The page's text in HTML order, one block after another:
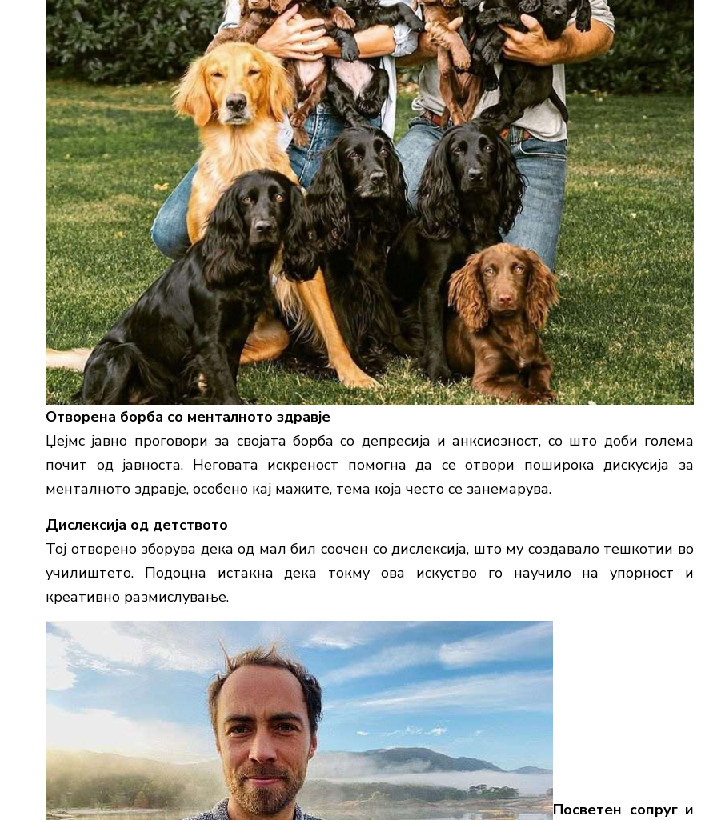
Отворена борба со менталното здравје
Џејмс јавно проговори за својата борба со депресија и анксиозност, со што доби голема
почит од јавноста. Неговата искреност помогна да се отвори поширока дискусија за
менталното здравје, особено кај мажите, тема која често се занемарува.
Дислексија од детството
Тој отворено зборува дека од мал бил соочен со дислексија, што му создавало тешкотии во
училиштето. Подоцна истакна дека токму ова искуство го научило на упорност и
креативно размислување.
Посветен сопруг и